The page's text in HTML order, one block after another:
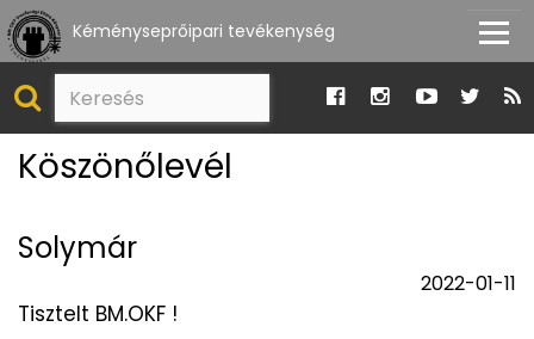
Kéményseprőipari tevékenység
Köszönőlevél
Solymár
2022-01-11
Tisztelt BM.OKF !